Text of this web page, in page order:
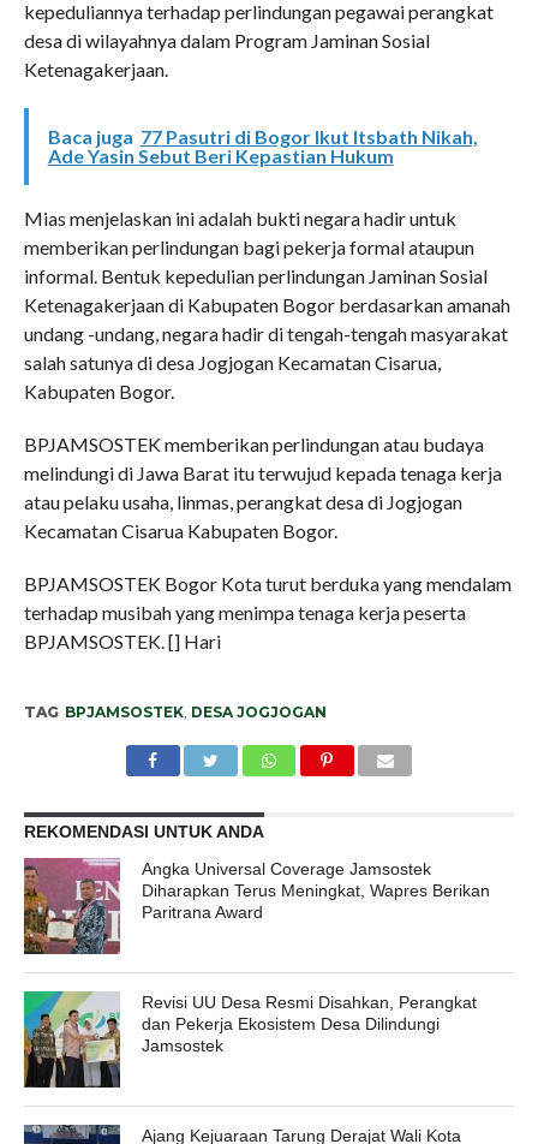
kepeduliannya terhadap perlindungan pegawai perangkat
desa di wilayahnya dalam Program Jaminan Sosial
Ketenagakerjaan.
Baca juga 77 Pasutri di Bogor Ikut Itsbath Nikah,
Ade Yasin Sebut Beri Kepastian Hukum
Mias menjelaskan ini adalah bukti negara hadir untuk
memberikan perlindungan bagi pekerja formal ataupun
informal. Bentuk kepedulian perlindungan Jaminan Sosial
Ketenagakerjaan di Kabupaten Bogor berdasarkan amanah
undang -undang, negara hadir di tengah-tengah masyarakat
salah satunya di desa Jogjogan Kecamatan Cisarua,
Kabupaten Bogor.
BPJAMSOSTEK memberikan perlindungan atau budaya
melindungi di Jawa Barat itu terwujud kepada tenaga kerja
atau pelaku usaha, linmas, perangkat desa di Jogjogan
Kecamatan Cisarua Kabupaten Bogor.
BPJAMSOSTEK Bogor Kota turut berduka yang mendalam
terhadap musibah yang menimpa tenaga kerja peserta
BPJAMSOSTEK. [] Hari
TAG BPJAMSOSTEK, DESA JOGJOGAN
REKOMENDASI UNTUK ANDA
Angka Universal Coverage Jamsostek
Diharapkan Terus Meningkat, Wapres Berikan
Paritrana Award
Revisi UU Desa Resmi Disahkan, Perangkat
dan Pekerja Ekosistem Desa Dilindungi
Jamsostek
Ajang Kejuaraan Tarung Derajat Wali Kota